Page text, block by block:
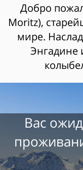
Добро
Moritz),
мире.
Энгадине
Вас